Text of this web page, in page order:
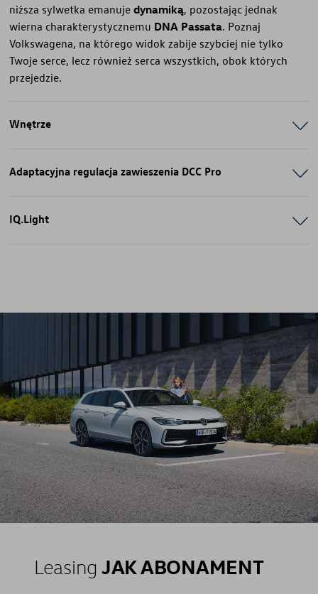
niższa sylwetka emanujedynamiką, pozostając jednak
wierna charakterystycznemu DNA Passata. Poznaj
Volkswagena, na którego widok zabije szybciej nie tylko
Twoje serce, lecz również serca wszystkich, obok których
przejedzie.
Wnętrze
Adaptacyjna regulacja zawieszenia DCC Pro
IQ.Light
Leasing JAK ABONAMENT